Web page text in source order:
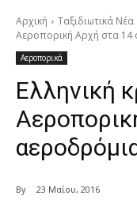
Αρχική Ταξιδιωτικά Νέα
Αεροπορική Αρχή στα 14
Αεροπορικά
Ελληνική
By 23 Μαΐου, 2016